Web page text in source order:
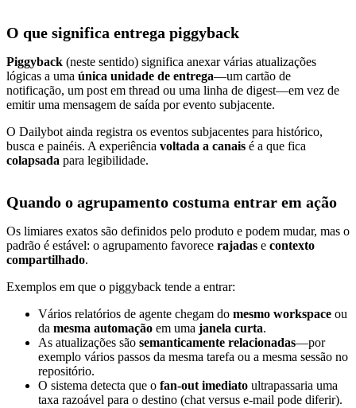
O que significa entrega piggyback
Piggyback (neste sentido) significa anexar várias atualizações
lógicas a uma única unidade de entrega—um cartão de
notificação, um post em thread ou uma linha de digest—em vez de
emitir uma mensagem de saída por evento subjacente.
O Dailybot ainda registra os eventos subjacentes para histórico,
busca e painéis. A experiência voltada a canais é a que fica
colapsada para legibilidade.
Quando o agrupamento costuma entrar em ação
Os limiares exatos são definidos pelo produto e podem mudar, mas o
padrão é estável: o agrupamento favorece rajadas e contexto
compartilhado.
Exemplos em que o piggyback tende a entrar:
Vários relatórios de agente chegam do mesmo workspace ou
da mesma automação em uma janela curta.
As atualizações são semanticamente relacionadas—por
exemplo vários passos da mesma tarefa ou a mesma sessão no
repositório.
O sistema detecta que o fan-out imediato ultrapassaria uma
taxa razoável para o destino (chat versus e-mail pode diferir).